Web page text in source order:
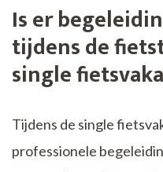
Is er
tijdens de
single
Tijdens de single
professionele